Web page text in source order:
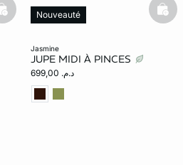
basketfull
jasmine
JUPE MIDI À PINCES
د.م. 699,00
Nouveauté